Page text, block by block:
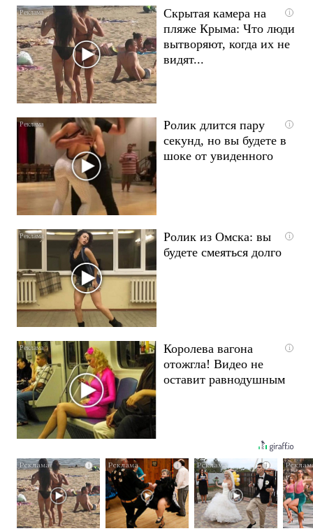
i
Скрытая камера на
пляже Крыма: Что люди
вытворяют, когда их не
видят...
i
Ролик длится пару
секунд, но вы будете в
шоке от увиденного
i
Ролик из Омска: вы
будете смеяться долго
i
Королева вагона
отожгла! Видео не
оставит равнодушным
i i i